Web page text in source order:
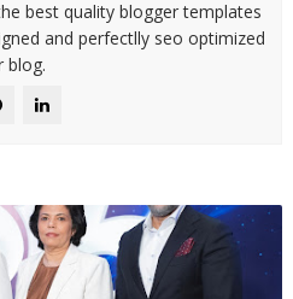
best quality blogger templates
and perfectlly seo optimized
blog.